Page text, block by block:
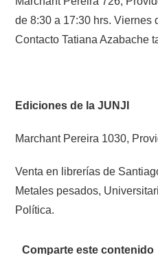
de 8:30 a 17:30 hrs. Viernes
Contacto Tatiana Azabache
Ediciones de la JUNJI
Marchant Pereira 1030,
Venta en librerías de
Metales pesados,
Política.
Comparte este contenido